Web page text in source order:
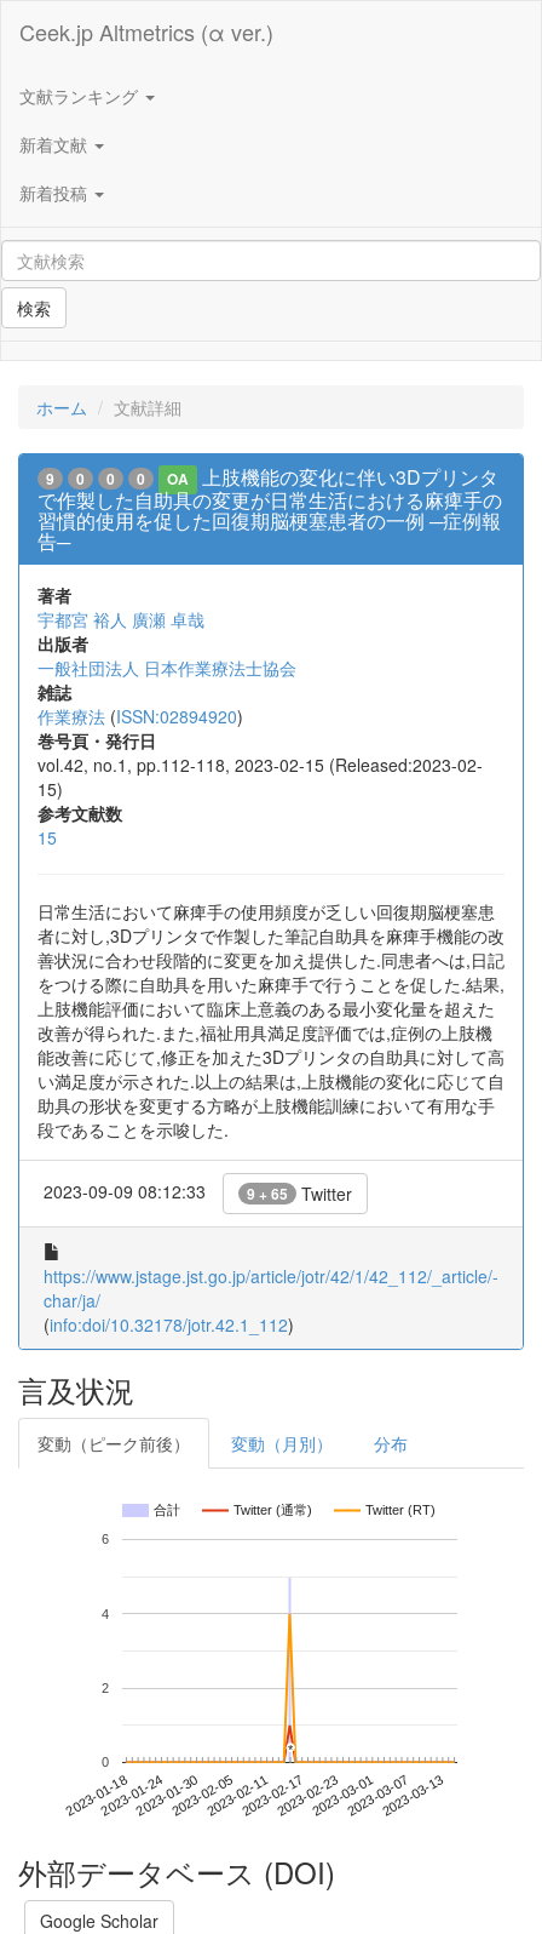
Ceek.jp Altmetrics (α ver.)
文献ランキング
新着文献
新着投稿
検索
ホーム 文献詳細
9 0 0 0 OA
上肢機能の変化に伴い3Dプリンタ
で作製した自助具の変更が日常生活における麻痺手の
習慣的使用を促した回復期脳梗塞患者の一例 ─症例報
告─
著者
宇都宮 裕人 廣瀬 卓哉
出版者
一般社団法人 日本作業療法士協会
雑誌
作業療法 (ISSN:02894920)
巻号頁・発行日
vol.42, no.1, pp.112-118, 2023-02-15 (Released:2023-02-
15)
参考文献数
15
日常生活において麻痺手の使用頻度が乏しい回復期脳梗塞患
者に対し,3Dプリンタで作製した筆記自助具を麻痺手機能の改
善状況に合わせ段階的に変更を加え提供した.同患者へは,日記
をつける際に自助具を用いた麻痺手で行うことを促した.結果,
上肢機能評価において臨床上意義のある最小変化量を超えた
改善が得られた.また,福祉用具満足度評価では,症例の上肢機
能改善に応じて,修正を加えた3Dプリンタの自助具に対して高
い満足度が示された.以上の結果は,上肢機能の変化に応じて自
助具の形状を変更する方略が上肢機能訓練において有用な手
段であることを示唆した.
2023-09-09 08:12:33 9 + 65 Twitter
https://www.jstage.jst.go.jp/article/jotr/42/1/42_112/_article/-
char/ja/
(info:doi/10.32178/jotr.42.1_112)
言及状況
変動（ピーク前後） 変動（月別） 分布
合計 Twitter (通常) Twitter (RT)
2023-01-182023-01-242023-01-302023-02-052023-02-112023-02-172023-02-232023-03-012023-03-072023-03-13
0
2
4
6
*
*
外部データベース (DOI)
Google Scholar